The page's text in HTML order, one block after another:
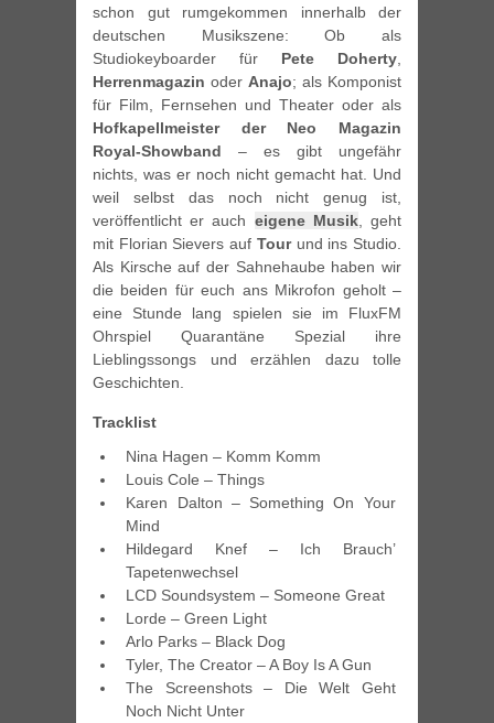
schon gut rumgekommen innerhalb der
deutschen Musikszene: Ob als
Studiokeyboarder für Pete Doherty,
Herrenmagazin oder Anajo; als Komponist
für Film, Fernsehen und Theater oder als
Hofkapellmeister der Neo Magazin
Royal-Showband – es gibt ungefähr
nichts, was er noch nicht gemacht hat. Und
weil selbst das noch nicht genug ist,
veröffentlicht er auch eigene Musik, geht
mit Florian Sievers auf Tourund ins Studio.
Als Kirsche auf der Sahnehaube haben wir
die beiden für euch ans Mikrofon geholt –
eine Stunde lang spielen sie im FluxFM
Ohrspiel Quarantäne Spezial ihre
Lieblingssongs und erzählen dazu tolle
Geschichten.
Tracklist
Nina Hagen – Komm Komm
Louis Cole – Things
Karen Dalton – Something On Your
Mind
Hildegard Knef – Ich Brauch’
Tapetenwechsel
LCD Soundsystem – Someone Great
Lorde – Green Light
Arlo Parks – Black Dog
Tyler, The Creator – A Boy Is A Gun
The Screenshots – Die Welt Geht
Noch Nicht Unter